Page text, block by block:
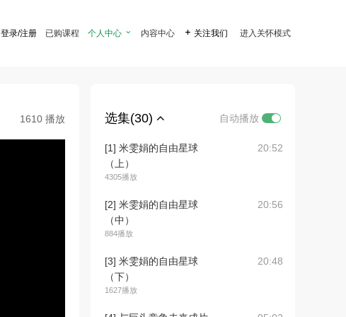
登录/注册 已购课程 个人中心  内容中心  关注我们 进入关怀模式
1610 播放 选集(30) 自动播放
[1] 米雯娟的自由星球
（上）
4305播放
20:52
[2] 米雯娟的自由星球
（中）
884播放
20:56
[3] 米雯娟的自由星球
（下）
1627播放
20:48